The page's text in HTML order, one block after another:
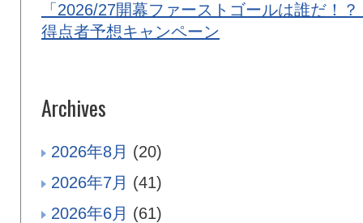
「2026/27開幕ファーストゴールは誰だ！？
得点者予想キャンペーン
Archives
2026年8月 (20)
2026年7月 (41)
2026年6月 (61)